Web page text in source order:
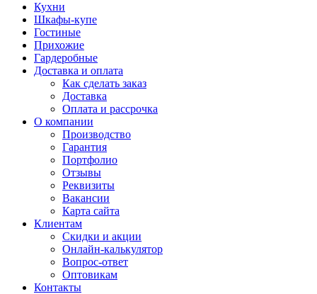
Кухни
Шкафы-купе
Гостиные
Прихожие
Гардеробные
Доставка и оплата
Как сделать заказ
Доставка
Оплата и рассрочка
О компании
Производство
Гарантия
Портфолио
Отзывы
Реквизиты
Вакансии
Карта сайта
Клиентам
Скидки и акции
Онлайн-калькулятор
Вопрос-ответ
Оптовикам
Контакты